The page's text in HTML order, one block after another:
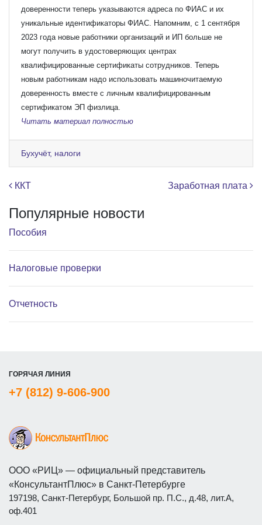
доверенности теперь указываются адреса по ФИАС и их
уникальные идентификаторы ФИАС. Напомним, с 1 сентября
2023 года новые работники организаций и ИП больше не
могут получить в удостоверяющих центрах
квалифицированные сертификаты сотрудников. Теперь
новым работникам надо использовать машиночитаемую
доверенность вместе с личным квалифицированным
сертификатом ЭП физлица.
Читать материал полностью
Бухучёт, налоги
Навигация по записям
ККТ Заработная плата
Популярные новости
Пособия
Налоговые проверки
Отчетность
ГОРЯЧАЯ ЛИНИЯ
+7 (812) 9-606-900
ООО «РИЦ» — официальный представитель
«КонсультантПлюс» в Санкт-Петербурге
197198, Санкт-Петербург, Большой пр. П.С., д.48, лит.А,
оф.401